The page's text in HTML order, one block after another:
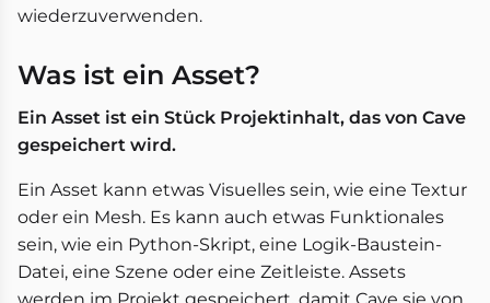
wiederzuverwenden.
Was ist ein Asset?
Ein Asset ist ein Stück Projektinhalt, das von Cave
gespeichert wird.
Ein Asset kann etwas Visuelles sein, wie eine Textur
oder ein Mesh. Es kann auch etwas Funktionales
sein, wie ein Python-Skript, eine Logik-Baustein-
Datei, eine Szene oder eine Zeitleiste. Assets